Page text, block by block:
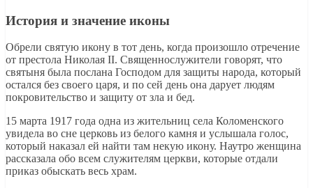
История и значение иконы
Обрели святую икону в тот день, когда произошло отречение
от престола Николая II. Священнослужители говорят, что
святыня была послана Господом для защиты народа, который
остался без своего царя, и по сей день она дарует людям
покровительство и защиту от зла и бед.
15 марта 1917 года одна из жительниц села Коломенского
увидела во сне церковь из белого камня и услышала голос,
который наказал ей найти там некую икону. Наутро женщина
рассказала обо всем служителям церкви, которые отдали
приказ обыскать весь храм.